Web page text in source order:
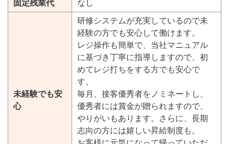
固定残業代 なし
未経験でも安
心
研修システムが充実しているので未
経験の方でも安心して働けます。
レジ操作も簡単で、当社マニュアル
に基づき丁寧に指導しますので、初
めてレジ打ちをする方でも安心で
す。
毎月、接客優秀者をノミネートし、
優秀者には賞金が贈られますので、
やりがいもあります。さらに、長期
志向の方には嬉しい昇給制度も。